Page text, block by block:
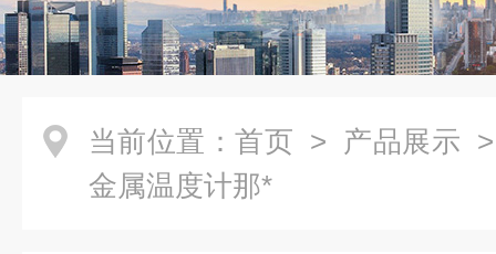
当前位置： 首页 > 产品展示
金属温度计那*